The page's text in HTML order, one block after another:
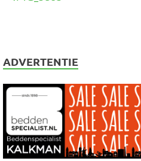
ADVERTENTIE